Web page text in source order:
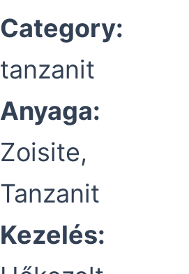
Category:
tanzanit
Anyaga:
Zoisite,
Tanzanit
Kezelés: